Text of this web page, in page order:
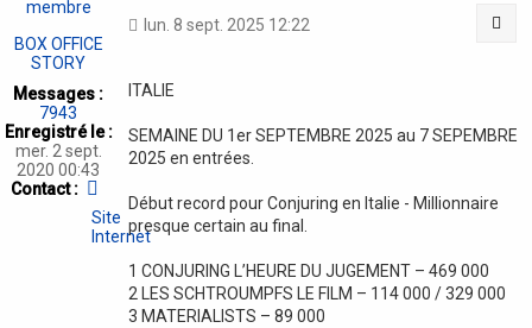
BOX OFFICE
STORY
Messages :
7943
Enregistré le :
mer. 2 sept.
2020 00:43
Contact :
BOX
OFFICE
STORY
Site
Internet
lun. 8 sept. 2025 12:22
ITALIE
SEMAINE DU 1er SEPTEMBRE 2025 au 7 SEPEMBRE
2025 en entrées.
Début record pour Conjuring en Italie - Millionnaire
presque certain au final.
1 CONJURING L’HEURE DU JUGEMENT – 469 000
2 LES SCHTROUMPFS LE FILM – 114 000 / 329 000
3 MATERIALISTS – 89 000